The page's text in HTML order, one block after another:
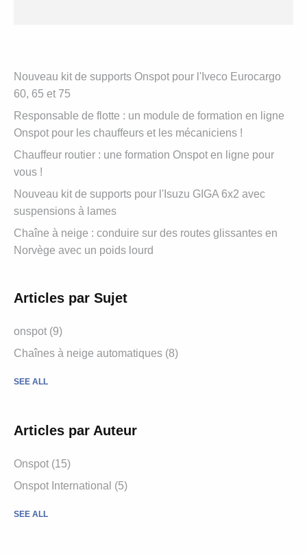
Nouveau kit de supports Onspot pour l'Iveco Eurocargo
60, 65 et 75
Responsable de flotte : un module de formation en ligne
Onspot pour les chauffeurs et les mécaniciens !
Chauffeur routier : une formation Onspot en ligne pour
vous !
Nouveau kit de supports pour l'Isuzu GIGA 6x2 avec
suspensions à lames
Chaîne à neige : conduire sur des routes glissantes en
Norvège avec un poids lourd
Articles par Sujet
onspot (9)
Chaînes à neige automatiques (8)
SEE ALL
Articles par Auteur
Onspot (15)
Onspot International (5)
SEE ALL